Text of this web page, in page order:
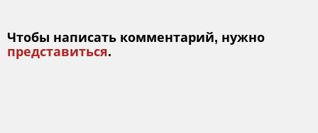
Чтобы написать комментарий, нужно
представиться.